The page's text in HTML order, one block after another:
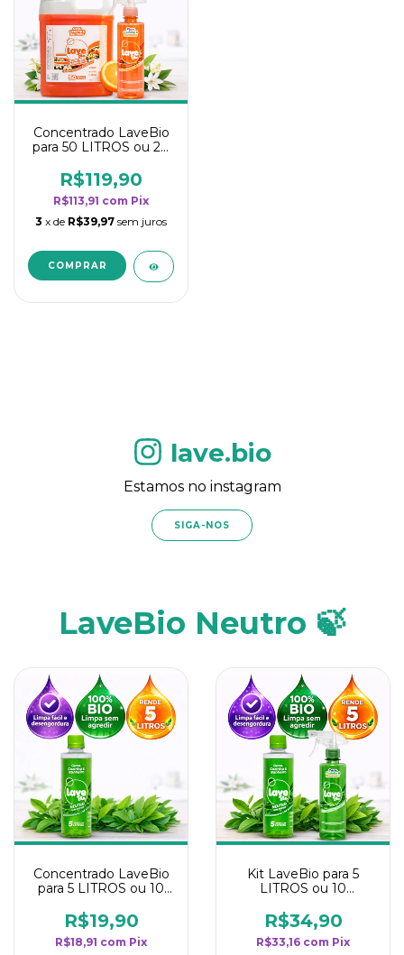
Concentrado LaveBio
para 50 LITROS ou 20
rendimento da
categoria - Flor de
Laranjeira
R$119,90
R$113,91 com Pix
3 x de R$39,97 sem juros
lave.bio
Estamos no instagram
SIGA-NOS
LaveBio Neutro 🍃
Concentrado LaveBio
para 5 LITROS ou 10
rendimento da
categoria - Neutro
R$19,90
R$18,91 com Pix
Kit LaveBio para 5
LITROS ou 10
rendimento da
categoria - Neutro
R$34,90
R$33,16 com Pix